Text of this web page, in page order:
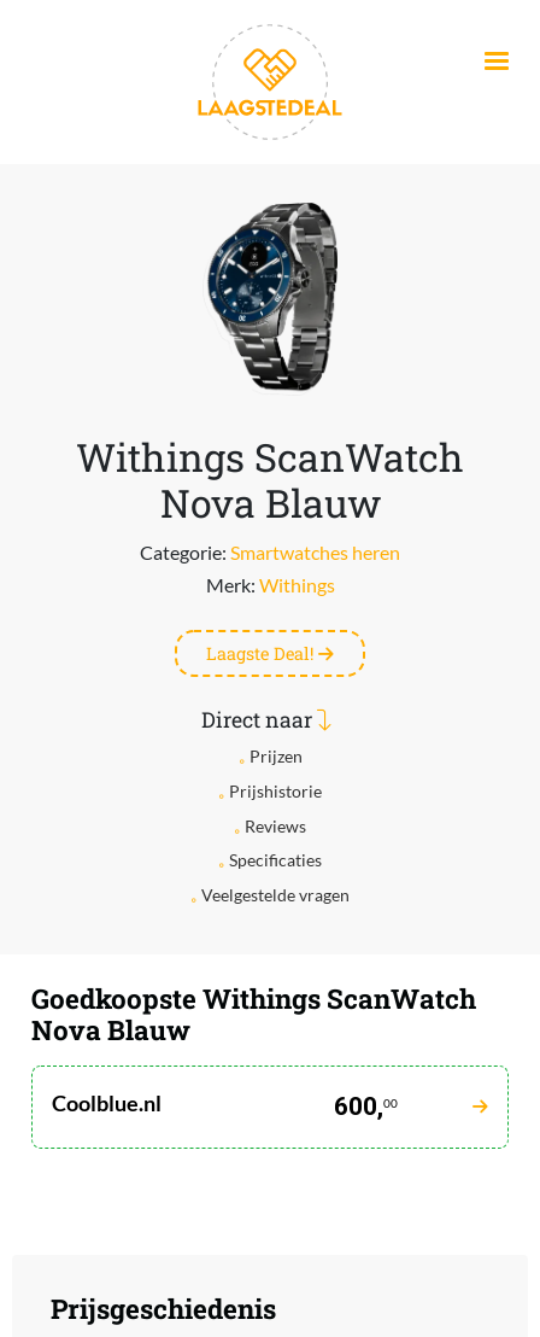
Withings ScanWatch
Nova Blauw
Categorie: Smartwatches heren
Merk: Withings
Laagste Deal!
Direct naar
Prijzen
Prijshistorie
Reviews
Specificaties
Veelgestelde vragen
Goedkoopste Withings ScanWatch
Nova Blauw
Coolblue.nl 600,00
Prijsgeschiedenis